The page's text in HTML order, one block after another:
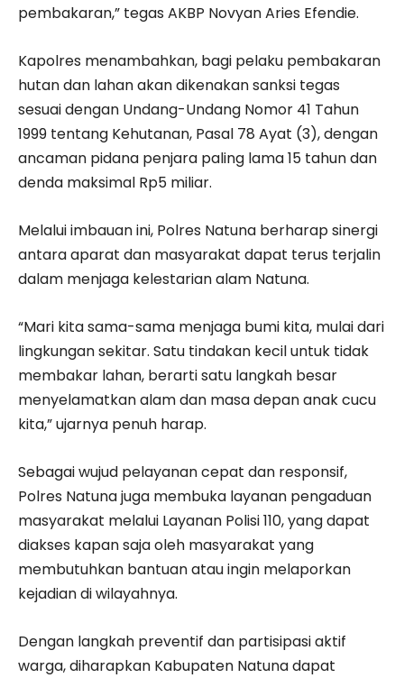
pembakaran,” tegas AKBP Novyan Aries Efendie.
Kapolres menambahkan, bagi pelaku pembakaran
hutan dan lahan akan dikenakan sanksi tegas
sesuai dengan Undang-Undang Nomor 41 Tahun
1999 tentang Kehutanan, Pasal 78 Ayat (3), dengan
ancaman pidana penjara paling lama 15 tahun dan
denda maksimal Rp5 miliar.
Melalui imbauan ini, Polres Natuna berharap sinergi
antara aparat dan masyarakat dapat terus terjalin
dalam menjaga kelestarian alam Natuna.
“Mari kita sama-sama menjaga bumi kita, mulai dari
lingkungan sekitar. Satu tindakan kecil untuk tidak
membakar lahan, berarti satu langkah besar
menyelamatkan alam dan masa depan anak cucu
kita,” ujarnya penuh harap.
Sebagai wujud pelayanan cepat dan responsif,
Polres Natuna juga membuka layanan pengaduan
masyarakat melalui Layanan Polisi 110, yang dapat
diakses kapan saja oleh masyarakat yang
membutuhkan bantuan atau ingin melaporkan
kejadian di wilayahnya.
Dengan langkah preventif dan partisipasi aktif
warga, diharapkan Kabupaten Natuna dapat